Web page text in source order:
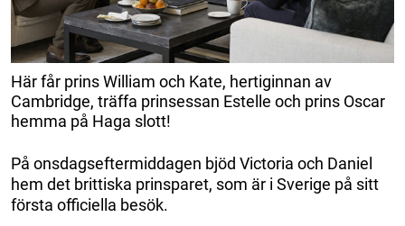
Här får prins William och Kate, hertiginnan av
Cambridge, träffa prinsessan Estelle och prins Oscar
hemma på Haga slott!
På onsdagseftermiddagen bjöd Victoria och Daniel
hem det brittiska prinsparet, som är i Sverige på sitt
första officiella besök.